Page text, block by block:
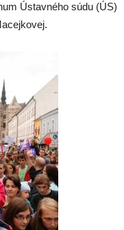
Ústavného súdu (ÚS)